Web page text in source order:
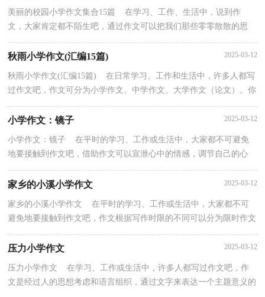
美丽的校园小学作文集合15篇 在学习、工作、生活中，说到作
文，大家肯定都不陌生吧，通过作文可以把我们那些零零散散的思
秋雨小学作文(汇编15篇) 2025-03-12
秋雨小学作文(汇编15篇) 在日常学习、工作和生活中，许多人都写
过作文吧，作文可分为小学作文、中学作文、大学作文（论文）。你
知道作文怎样才能写的好吗？以下是小编为大家收集的...
小学作文：镜子 2025-03-12
小学作文：镜子 在平时的学习、工作或生活中，大家都不可避免
地要接触到作文吧，借助作文可以宣泄心中的情感，调节自己的心
情。那么你知道一篇好的作文该怎么写吗？以下是小编帮大...
家乡的小溪小学作文 2025-03-12
家乡的小溪小学作文 在平时的学习、工作或生活中，大家都不可
避免地要接触到作文吧，作文根据写作时限的不同可以分为限时作文
压力小学作文 2025-03-12
压力小学作文 在学习、工作或生活中，许多人都写过作文吧，作
文是经过人的思想考虑和语言组织，通过文字来表达一个主题意义的